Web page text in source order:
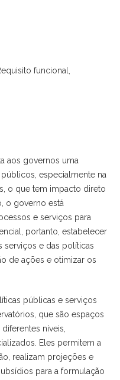
funcional,
aos governos uma
especialmente na
o que tem impacto direto
o governo está
e serviços para
portanto, estabelecer
serviços e das políticas
de ações e otimizar os
públicas e serviços
que são espaços
níveis,
Eles permitem a
realizam projeções e
para a formulação